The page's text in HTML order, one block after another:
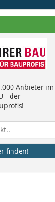
Anbieter im
- der
finden!